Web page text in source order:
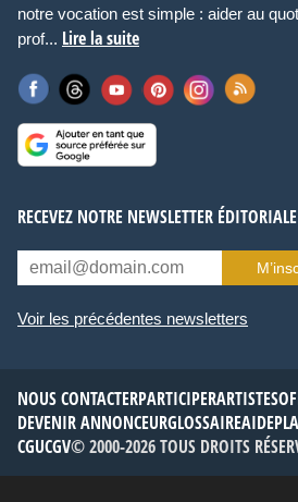
notre vocation est simple : aider au
prof... Lire la suite
RECEVEZ NOTRE NEWSLETTER ÉDITORIALE
Voir les précédentes newsletters
NOUS CONTACTERPARTICIPERARTISTES
DEVENIR ANNONCEURGLOSSAIREAIDE
CGUCGV© 2000-2026 TOUS DROITS